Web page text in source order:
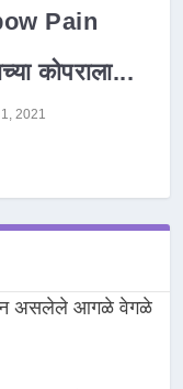
Pain
कोपराला...
2021